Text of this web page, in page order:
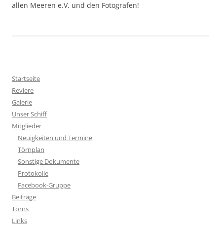
allen Meeren e.V. und den Fotografen!
Startseite
Reviere
Galerie
Unser Schiff
Mitglieder
Neuigkeiten und Termine
Törnplan
Sonstige Dokumente
Protokolle
Facebook-Gruppe
Beiträge
Törns
Links